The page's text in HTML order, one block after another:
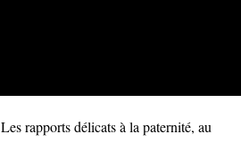
Les rapports délicats à la paternité, au